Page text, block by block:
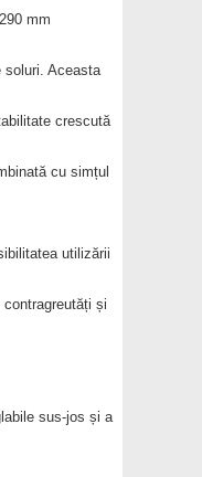
mm
Aceasta
crescută
cu simțul
utilizării
și
sus-jos și a